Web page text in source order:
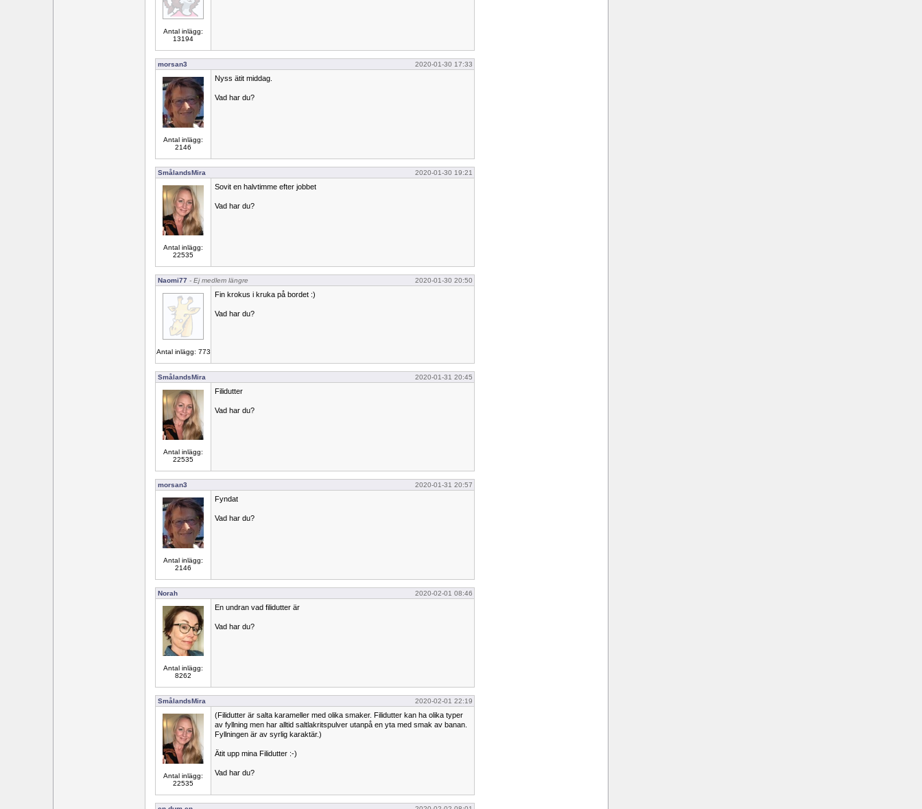
Antal inlägg:
13194
morsan3 2020-01-30 17:33
Antal inlägg:
2146
Nyss ätit middag.
Vad har du?
SmålandsMira 2020-01-30 19:21
Antal inlägg:
22535
Sovit en halvtimme efter jobbet
Vad har du?
Naomi77 - Ej medlem längre 2020-01-30 20:50
Antal inlägg: 773
Fin krokus i kruka på bordet :)
Vad har du?
SmålandsMira 2020-01-31 20:45
Antal inlägg:
22535
Filidutter
Vad har du?
morsan3 2020-01-31 20:57
Antal inlägg:
2146
Fyndat
Vad har du?
Norah 2020-02-01 08:46
Antal inlägg:
8262
En undran vad filidutter är
Vad har du?
SmålandsMira 2020-02-01 22:19
Antal inlägg:
22535
(Filidutter är salta karameller med olika smaker. Filidutter kan ha olika typer
av fyllning men har alltid saltlakritspulver utanpå en yta med smak av banan.
Fyllningen är av syrlig karaktär.)
Ätit upp mina Filidutter :-)
Vad har du?